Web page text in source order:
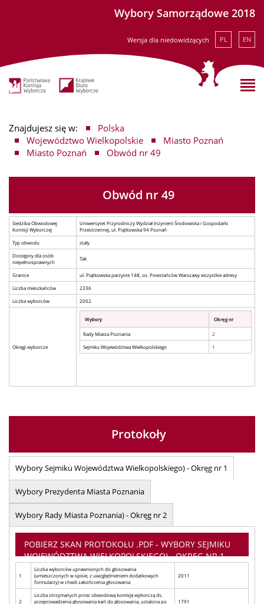
Wybory Samorządowe 2018
Wersja dla niedowidzących PL EN
Znajdujesz się w:
Polska
Województwo Wielkopolskie
Miasto Poznań
Miasto Poznań
Obwód nr 49
Obwód nr 49
Siedziba Obwodowej
Komisji Wyborczej
Uniwersytet Przyrodniczy Wydział Inżynierii Środowiska i Gospodarki
Przestrzennej, ul. Piątkowska 94 Poznań
Typ obwodu
stały
Dostępny dla osób
niepełnosprawnych
Tak
Granice
ul. Piątkowska parzyste 148, os. Powstańców Warszawy wszystkie adresy
Liczba mieszkańców
2336
Liczba wyborców
2002
Okręgi wyborcze
Wybory Okręg nr
Rady Miasta Poznania
2
Sejmiku Województwa Wielkopolskiego
1
Protokoły
Wybory Sejmiku Województwa Wielkopolskiego) - Okręg nr 1
Wybory Prezydenta Miasta Poznania
Wybory Rady Miasta Poznania) - Okręg nr 2
POBIERZ SKAN PROTOKOŁU .PDF - WYBORY SEJMIKU
WOJEWÓDZTWA WIELKOPOLSKIEGO) - OKRĘG NR 1
1
Liczba wyborców uprawnionych do głosowania
(umieszczonych w spisie, z uwzględnieniem dodatkowych
formularzy) w chwili zakończenia głosowania
2011
2
Liczba otrzymanych przez obwodową komisję wyborczą ds.
przeprowadzenia głosowania kart do głosowania, ustalona po
1791